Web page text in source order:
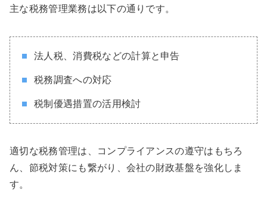
主な税務管理業務は以下の通りです。
法人税、消費税などの計算と申告
税務調査への対応
税制優遇措置の活用検討
適切な税務管理は、コンプライアンスの遵守はもちろ
ん、節税対策にも繋がり、会社の財政基盤を強化しま
す。